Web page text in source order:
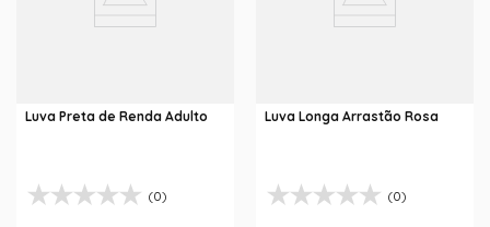
Luva Preta de Renda Adulto
(0)
Luva Longa Arrastão Rosa
(0)